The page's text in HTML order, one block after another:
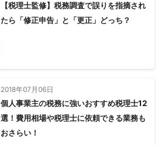
【税理士監修】税務調査で誤りを指摘され
たら「修正申告」と「更正」どっち？
2018年07月06日
個人事業主の税務に強いおすすめ税理士12
選！費用相場や税理士に依頼できる業務も
おさらい！